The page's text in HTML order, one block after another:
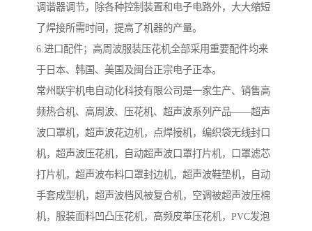
调谐器调节，除各种控制装置和电子电路外，大大缩短
了焊接所需时间，提高了机器的产量。
6.进口配件；高周波服装压花机全部采用重要配件均来
于日本、韩国、美国及闽台正宗电子正本。
常州联宇机电自动化科技有限公司是一家生产、销售高
频热合机、高周波、压花机、超声波系列产品——超声
波口罩机，超声波花边机，点焊接机，编织袋无线封口
机，超声波压花机，自动超声波口罩打片机，口罩滤芯
打片机，超声波布料口罩封边机，超声波鞋垫机，自动
手套成型机，超声波档风被复合机，空调被超声波压棉
机，服装面料凹凸压花机，高频皮革压花机，PVC发泡